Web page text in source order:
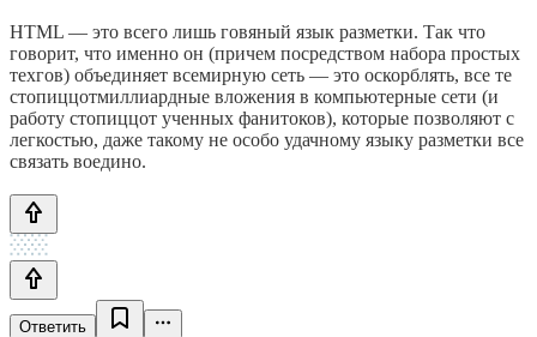
HTML — это всего лишь говяный язык разметки. Так что
говорит, что именно он (причем посредством набора простых
техгов) объединяет всемирную сеть — это оскорблять, все те
стопиццотмиллиардные вложения в компьютерные сети (и
работу стопиццот ученных фанитоков), которые позволяют с
легкостью, даже такому не особо удачному языку разметки все
связать воедино.
Ответить